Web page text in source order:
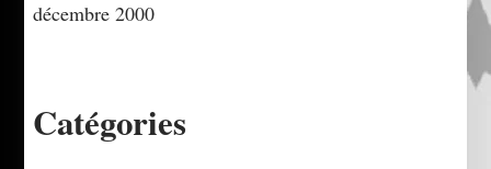
décembre 2000
Catégories